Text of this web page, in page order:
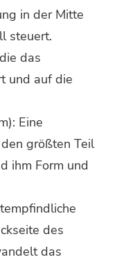
in der Mitte
steuert.
das
und auf die
Eine
größten Teil
ihm Form und
des
das